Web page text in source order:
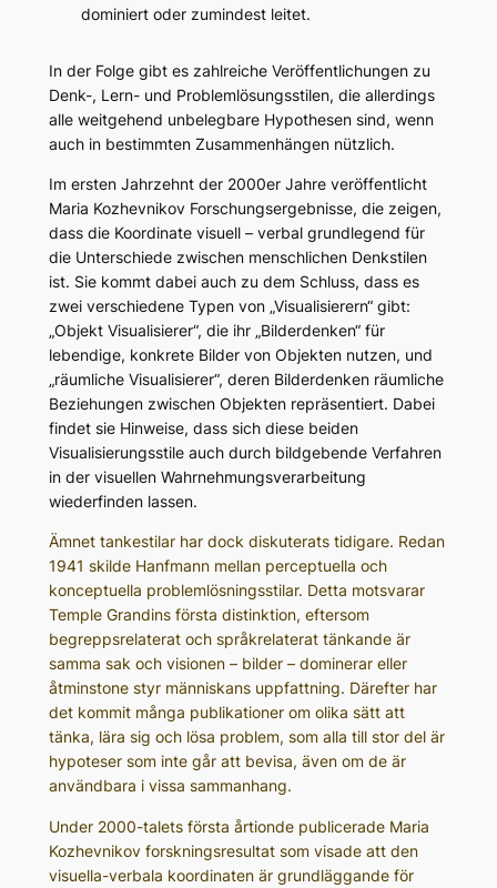
dominiert oder zumindest leitet.
In der Folge gibt es zahlreiche Veröffentlichungen zu
Denk-, Lern- und Problemlösungsstilen, die allerdings
alle weitgehend unbelegbare Hypothesen sind, wenn
auch in bestimmten Zusammenhängen nützlich.
Im ersten Jahrzehnt der 2000er Jahre veröffentlicht
Maria Kozhevnikov Forschungsergebnisse, die zeigen,
dass die Koordinate visuell – verbal grundlegend für
die Unterschiede zwischen menschlichen Denkstilen
ist. Sie kommt dabei auch zu dem Schluss, dass es
zwei verschiedene Typen von „Visualisierern“ gibt:
„Objekt Visualisierer“, die ihr „Bilderdenken“ für
lebendige, konkrete Bilder von Objekten nutzen, und
„räumliche Visualisierer“, deren Bilderdenken räumliche
Beziehungen zwischen Objekten repräsentiert. Dabei
findet sie Hinweise, dass sich diese beiden
Visualisierungsstile auch durch bildgebende Verfahren
in der visuellen Wahrnehmungsverarbeitung
wiederfinden lassen.
Ämnet tankestilar har dock diskuterats tidigare. Redan
1941 skilde Hanfmann mellan perceptuella och
konceptuella problemlösningsstilar. Detta motsvarar
Temple Grandins första distinktion, eftersom
begreppsrelaterat och språkrelaterat tänkande är
samma sak och visionen – bilder – dominerar eller
åtminstone styr människans uppfattning. Därefter har
det kommit många publikationer om olika sätt att
tänka, lära sig och lösa problem, som alla till stor del är
hypoteser som inte går att bevisa, även om de är
användbara i vissa sammanhang.
Under 2000-talets första årtionde publicerade Maria
Kozhevnikov forskningsresultat som visade att den
visuella-verbala koordinaten är grundläggande för